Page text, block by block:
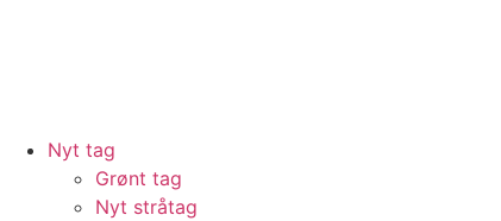
Nyt tag
Grønt tag
Nyt stråtag